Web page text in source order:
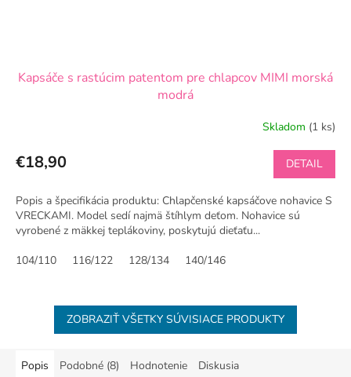
Kapsáče s rastúcim patentom pre chlapcov MIMI morská
modrá
Skladom (1 ks)
€18,90 DETAIL
Popis a špecifikácia produktu: Chlapčenské kapsáčove nohavice S
VRECKAMI. Model sedí najmä štíhlym deťom. Nohavice sú
vyrobené z mäkkej teplákoviny, poskytujú dieťaťu...
104/110
116/122 128/134 140/146
ZOBRAZIŤ VŠETKY SÚVISIACE PRODUKTY
Popis Podobné (8) Hodnotenie Diskusia